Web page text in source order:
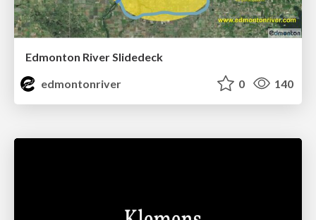
Edmonton River Slidedeck
edmontonriver
0 140